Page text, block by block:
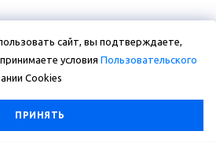
сайт, вы подтверждаете,
условия Пользовательского
Сookies
ПРИНЯТЬ